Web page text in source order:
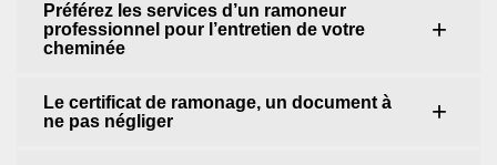
Préférez les services d’un ramoneur
professionnel pour l’entretien de votre
cheminée
Le certificat de ramonage, un document à
ne pas négliger